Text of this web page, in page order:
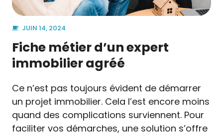
JUIN 14, 2024
Fiche métier d’un expert
immobilier agréé
Ce n’est pas toujours évident de démarrer
un projet immobilier. Cela l’est encore moins
quand des complications surviennent. Pour
faciliter vos démarches, une solution s’offre